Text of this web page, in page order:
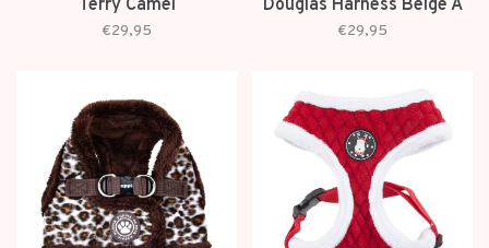
Terry Camel
€29,95
Douglas Harness Beige A
€29,95